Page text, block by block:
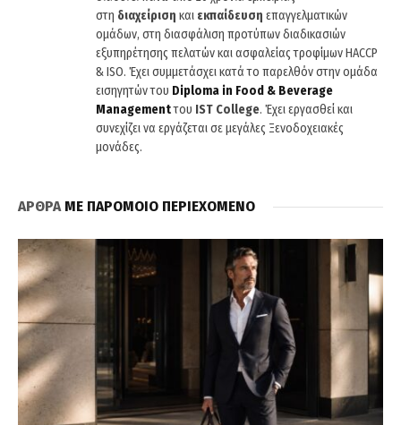
στη διαχείριση και εκπαίδευση επαγγελματικών
ομάδων, στη διασφάλιση προτύπων διαδικασιών
εξυπηρέτησης πελατών και ασφαλείας τροφίμων HACCP
& ISO. Έχει συμμετάσχει κατά το παρελθόν στην ομάδα
εισηγητών του Diploma in Food & Beverage
Managementτου IST College. Έχει εργασθεί και
συνεχίζει να εργάζεται σε μεγάλες Ξενοδοχειακές
μονάδες.
ΑΡΘΡΑΜΕ ΠΑΡΟΜΟΙΟ ΠΕΡΙΕΧΟΜΕΝΟ